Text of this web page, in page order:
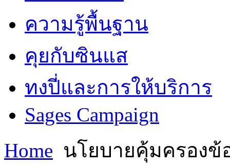
ความรู้พื้นฐาน
คุยกับซินแส
ทงปี่และการให้บริการ
Sages Campaign
Home นโยบายคุ้มครองข้